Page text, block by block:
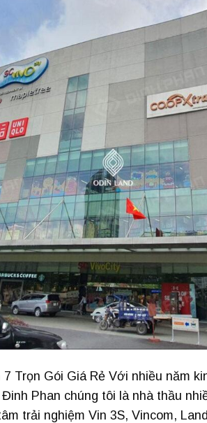
7 Trọn Gói Giá Rẻ Với nhiều năm
Đinh Phan chúng tôi là nhà thầu
trải nghiệm Vin 3S, Vincom,